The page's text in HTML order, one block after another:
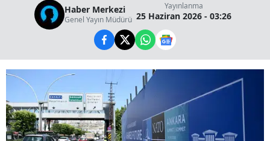
Haber Merkezi
Genel Yayın Müdürü
Yayınlanma
25 Haziran 2026 - 03:26